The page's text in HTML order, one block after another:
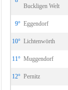
Buckligen Welt
9° Eggendorf
10° Lichtenwörth
11° Muggendorf
12° Pernitz